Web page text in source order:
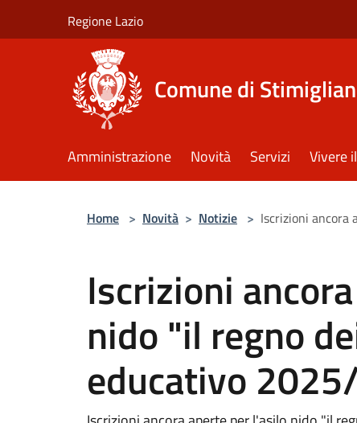
Regione Lazio
Comune di
Amministrazione Novità Servizi Vivere
Home > Novità > Notizie > Iscrizioni
Iscrizioni
nido "il regno
educativo